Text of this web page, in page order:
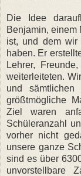
Die Idee
Benjamin, einem
ist, und dem wir
haben. Er
Lehrer,
weiterleiteten.
und
größtmögliche
Ziel waren
Schüleranzahl
vorher nicht
unsere ganze
sind es über
unvorstellbare